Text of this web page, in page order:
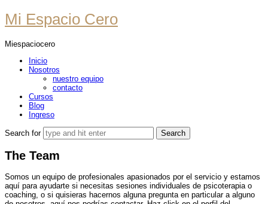
Mi
Espacio
Cero
Mi Espacio Cero
Miespaciocero
Inicio
Nosotros
nuestro equipo
contacto
Cursos
Blog
Ingreso
Search for
The Team
Somos un equipo de profesionales apasionados por el servicio y estamos
aquí para ayudarte si necesitas sesiones individuales de psicoterapia o
coaching, o si quisieras hacernos alguna pregunta en particular a alguno